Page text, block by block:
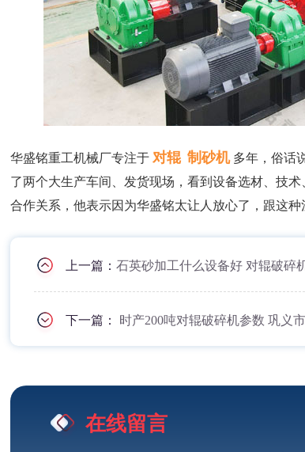
华盛铭重工机械厂专注于 对辊 制砂机 多年，俗话
了两个大生产车间、发货现场，看到设备选材、技
合作关系，他表示因为华盛铭太让人放心了，跟这
上一篇：石英砂加工什么设备好 对辊破碎
下一篇： 时产200吨对辊破碎机参数 巩义
在线留言